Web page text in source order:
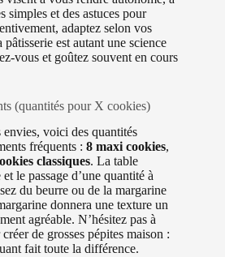
simples et des astuces pour
adaptez selon vos
est autant une science
vous et goûtez souvent en cours
(quantités pour X cookies)
envies, voici des quantités
fréquents : 8 maxi cookies,
classiques. La table
le passage d’une quantité à
du beurre ou de la margarine
donnera une texture un
agréable. N’hésitez pas à
de grosses pépites maison :
fait toute la différence.